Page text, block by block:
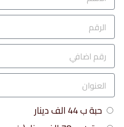
حبة ب 44 الف دينار